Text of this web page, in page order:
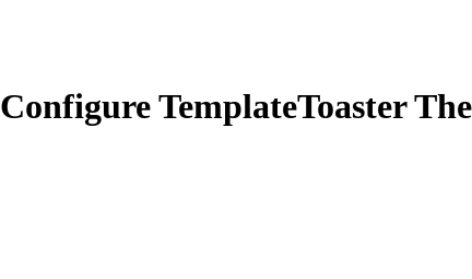
TemplateToaster